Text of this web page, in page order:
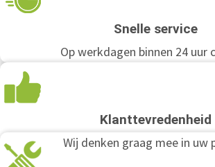
Snelle service
Op werkdagen binnen 24 uur
Klanttevredenheid
Wij denken graag mee in uw